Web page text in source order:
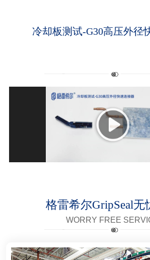
冷却板测试-G30高压外径
格雷希尔GripSeal无
WORRY FREE